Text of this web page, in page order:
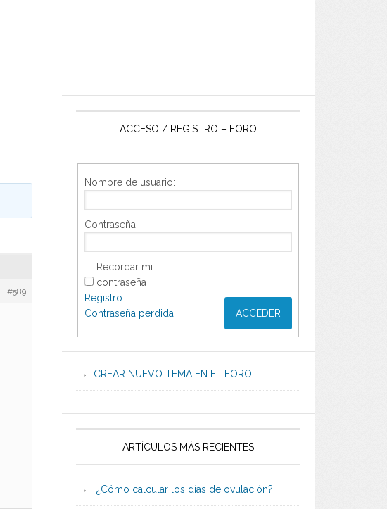
#589
ACCESO / REGISTRO – FORO
Nombre de usuario:
Contraseña:
Recordar mi
contraseña
ACCEDER
Registro
Contraseña perdida
CREAR NUEVO TEMA EN EL FORO
ARTÍCULOS MÁS RECIENTES
¿Cómo calcular los días de ovulación?